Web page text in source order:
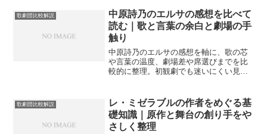
歌劇団比較解説
中原詩乃のエルサの感想を比べて
読む｜歌と言葉の余白と劇場の手
触り
中原詩乃のエルサの感想を軸に、歌の芯
や言葉の温度、劇場差や席選びまでを比
較的に整理。初観劇でも迷いにくい見取
歌劇団比較解説
レ・ミゼラブルの作者をめぐる基
礎知識｜原作と舞台の創り手をや
さしく整理